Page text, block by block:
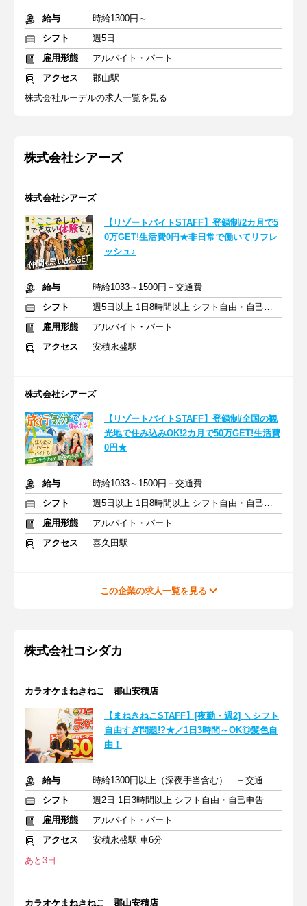
給与
時給1300円～
シフト
週5日
雇用形態
アルバイト・パート
アクセス
郡山駅
株式会社ルーデルの求人一覧を見る
株式会社シアーズ
株式会社シアーズ
【リゾートバイトSTAFF】登録制/2カ月で5
0万GET!生活費0円★非日常で働いてリフレ
ッシュ♪
給与
時給1033～1500円＋交通費
シフト
週5日以上 1日8時間以上 シフト自由・自己申告
雇用形態
アルバイト・パート
アクセス
安積永盛駅
株式会社シアーズ
【リゾートバイトSTAFF】登録制/全国の観
光地で住み込みOK!2カ月で50万GET!生活費
0円★
給与
時給1033～1500円＋交通費
シフト
週5日以上 1日8時間以上 シフト自由・自己申告
雇用形態
アルバイト・パート
アクセス
喜久田駅
この企業の求人一覧を見る
株式会社コシダカ
カラオケまねきねこ 郡山安積店
【まねきねこSTAFF】[夜勤・週2] ＼シフト
自由すぎ問題!?★／1日3時間～OK◎髪色自
由！
給与
時給1300円以上（深夜手当含む） ＋交通費支給
シフト
週2日 1日3時間以上 シフト自由・自己申告
雇用形態
アルバイト・パート
アクセス
安積永盛駅 車6分
あと3日
カラオケまねきねこ 郡山安積店